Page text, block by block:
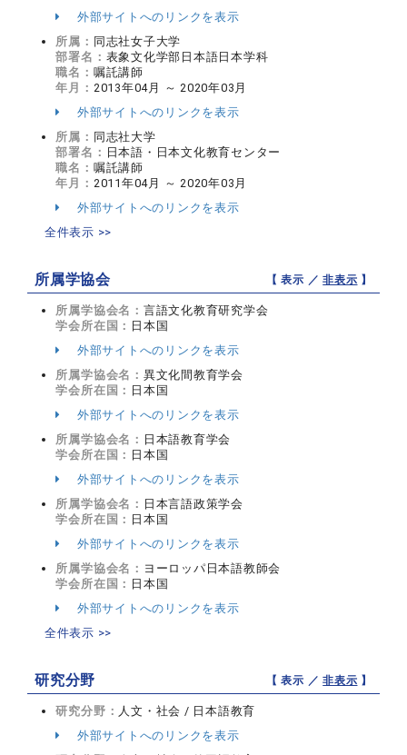
外部サイトへのリンクを表示
所属： 同志社女子大学
部署名： 表象文化学部日本語日本学科
職名： 嘱託講師
年月： 2013年04月 ～ 2020年03月
外部サイトへのリンクを表示
所属： 同志社大学
部署名： 日本語・日本文化教育センター
職名： 嘱託講師
年月： 2011年04月 ～ 2020年03月
外部サイトへのリンクを表示
全件表示 >>
所属学協会 【 表示 ／非表示 】
所属学協会名： 言語文化教育研究学会
学会所在国： 日本国
外部サイトへのリンクを表示
所属学協会名： 異文化間教育学会
学会所在国： 日本国
外部サイトへのリンクを表示
所属学協会名： 日本語教育学会
学会所在国： 日本国
外部サイトへのリンクを表示
所属学協会名： 日本言語政策学会
学会所在国： 日本国
外部サイトへのリンクを表示
所属学協会名： ヨーロッパ日本語教師会
学会所在国： 日本国
外部サイトへのリンクを表示
全件表示 >>
研究分野 【 表示 ／非表示 】
研究分野： 人文・社会 / 日本語教育
外部サイトへのリンクを表示